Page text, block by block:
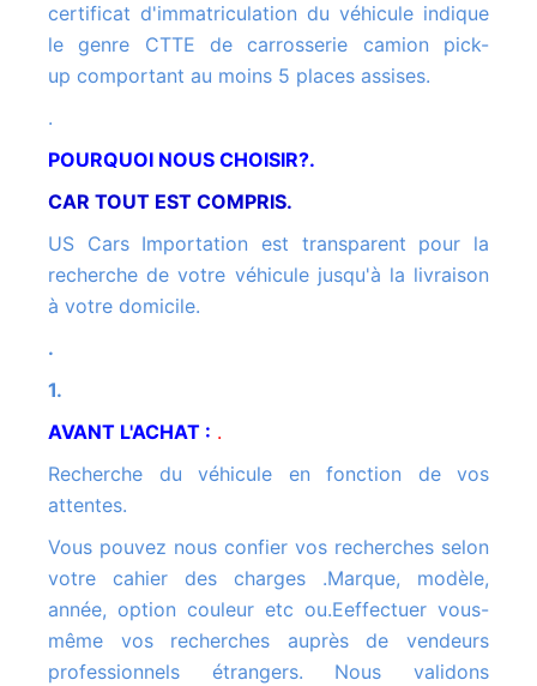
certificat d'immatriculation du véhicule indique
le genre CTTE de carrosserie camion pick-
up comportant au moins 5 places assises.
.
POURQUOI NOUS CHOISIR?.
CAR TOUT EST COMPRIS.
US Cars Importation est transparent pour la
recherche de votre véhicule jusqu'à la livraison
à votre domicile.
.
1.
AVANT L'ACHAT : .
Recherche du véhicule en fonction de vos
attentes.
Vous pouvez nous confier vos recherches selon
votre cahier des charges .Marque, modèle,
année, option couleur etc ou.Eeffectuer vous-
même vos recherches auprès de vendeurs
professionnels étrangers. Nous validons